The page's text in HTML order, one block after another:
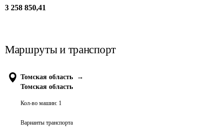
3 258 850,41
Маршруты и транспорт
Томская область
→
Томская область
Кол-во машин: 1
Варианты транспорта